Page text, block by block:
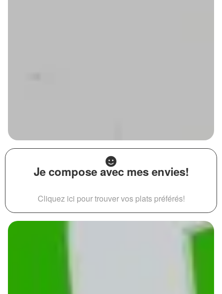
Je compose avec mes envies!
Cliquez ici pour trouver vos plats préférés!